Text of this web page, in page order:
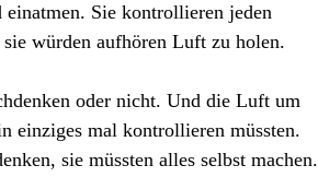
einatmen. Sie kontrollieren jeden
würden aufhören Luft zu holen.
oder nicht. Und die Luft um
einziges mal kontrollieren müssten.
sie müssten alles selbst machen.